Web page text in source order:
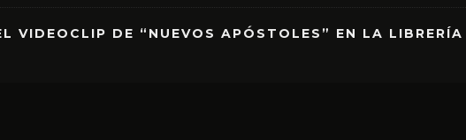
VIDEOCLIP DE “NUEVOS APÓSTOLES” EN LA LIBRERÍA